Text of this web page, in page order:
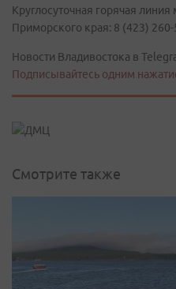
Круглосуточная горячая
Приморского края: 8 (423) 260-
Новости Владивостока в
Подписывайтесь одним
Смотрите также